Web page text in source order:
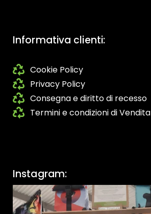
Informativa clienti:
Cookie Policy
Privacy Policy
Consegna e diritto di recesso
Termini e condizioni di Vendita
Instagram: